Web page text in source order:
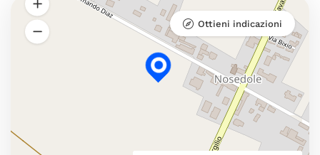
Ottieni indicazioni